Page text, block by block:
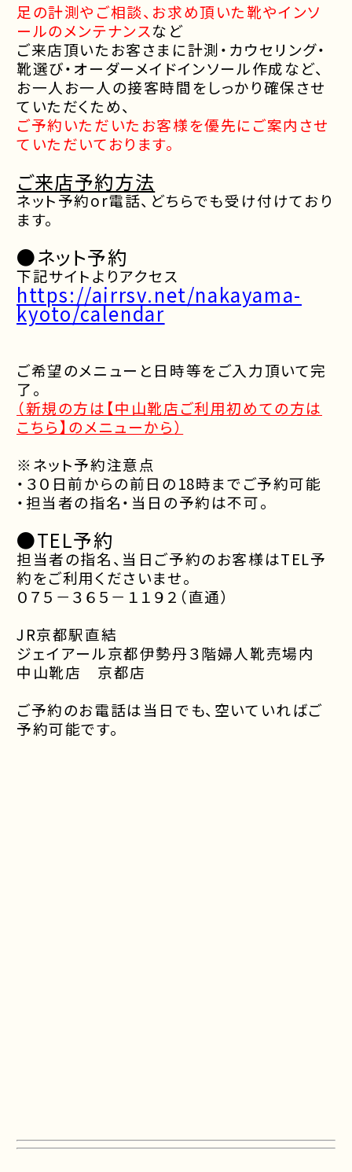
足の計測やご相談、お求め頂いた靴やインソ
ールのメンテナンスなど
ご来店頂いたお客さまに計測・カウセリング・
靴選び・オーダーメイドインソール作成など、
お一人お一人の接客時間をしっかり確保させ
ていただくため、
ご予約いただいたお客様を優先にご案内させ
ていただいております。
ご来店予約方法
ネット予約or電話、どちらでも受け付けており
ます。
●ネット予約
下記サイトよりアクセス
https://airrsv.net/nakayama-
kyoto/calendar
ご希望のメニューと日時等をご入力頂いて完
了。
（新規の方は【中山靴店ご利用初めての方は
こちら】のメニューから）
※ネット予約注意点
・３０日前からの前日の18時までご予約可能
・担当者の指名・当日の予約は不可。
●TEL予約
担当者の指名、当日ご予約のお客様はTEL予
約をご利用くださいませ。
０７５－３６５－１１９２（直通）
JR京都駅直結
ジェイアール京都伊勢丹３階婦人靴売場内
中山靴店 京都店
ご予約のお電話は当日でも、空いていればご
予約可能です。